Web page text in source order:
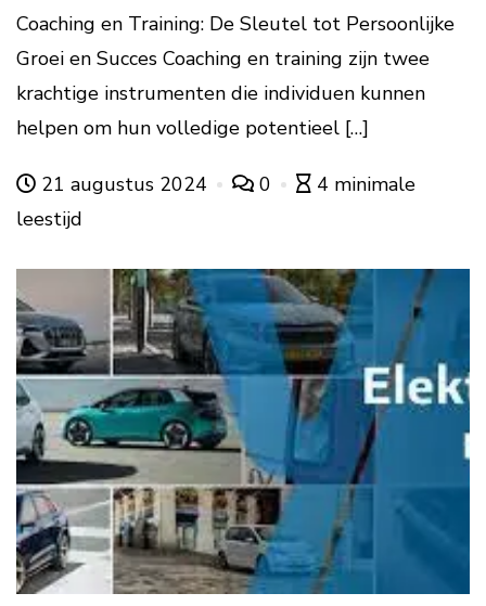
Coaching en Training: De Sleutel tot Persoonlijke
Groei en Succes Coaching en training zijn twee
krachtige instrumenten die individuen kunnen
helpen om hun volledige potentieel […]
21 augustus 2024 0
4 minimale
leestijd